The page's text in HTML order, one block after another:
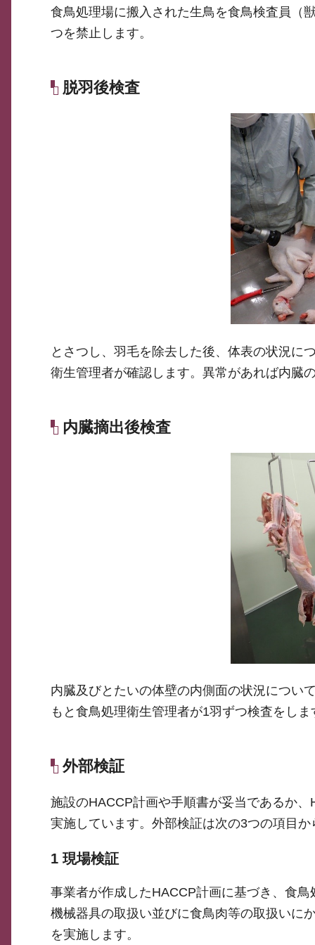
食鳥処理場に搬入された生鳥を食鳥検査員（
つを禁止します。
脱羽後検査
とさつし、羽毛を除去した後、体表の状況に
衛生管理者が確認します。異常があれば内臓
内臓摘出後検査
内臓及びとたいの体壁の内側面の状況につい
もと食鳥処理衛生管理者が1羽ずつ検査をし
外部検証
施設のHACCP計画や手順書が妥当であるか
実施しています。外部検証は次の3つの項目か
1 現場検証
事業者が作成したHACCP計画に基づき、食
機械器具の取扱い並びに食鳥肉等の取扱いに
を実施します。